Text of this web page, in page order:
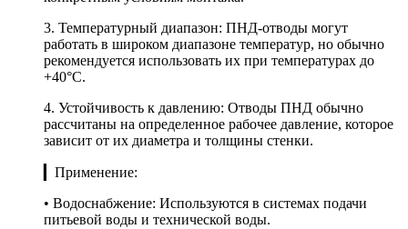
3. Температурный диапазон: ПНД-отводы могут
работать в широком диапазоне температур, но обычно
рекомендуется использовать их при температурах до
+40°C.
4. Устойчивость к давлению: Отводы ПНД обычно
рассчитаны на определенное рабочее давление, которое
зависит от их диаметра и толщины стенки.
▎Применение:
• Водоснабжение: Используются в системах подачи
питьевой воды и технической воды.